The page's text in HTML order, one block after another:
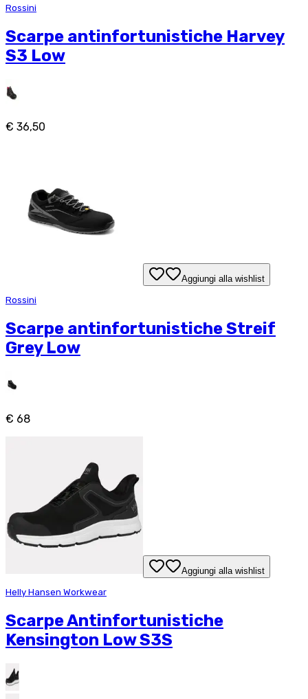
Rossini
Scarpe antinfortunistiche Harvey
S3 Low
€ 36,50
Aggiungi alla wishlist
Rossini
Scarpe antinfortunistiche Streif
Grey Low
€ 68
Aggiungi alla wishlist
Helly Hansen Workwear
Scarpe Antinfortunistiche
Kensington Low S3S